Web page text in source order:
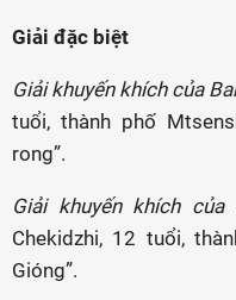
Giải đặc biệt
Giải khuyến khích của
tuổi, thành phố
rong”.
Giải khuyến khích
Chekidzhi, 12 tuổi,
Gióng”.